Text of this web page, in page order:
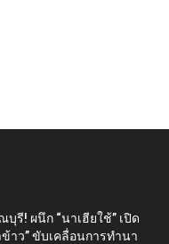
บุรี! ผนึก “นาเฮียใช้” เปิด
าว” ขับเคลื่อนการทำนา